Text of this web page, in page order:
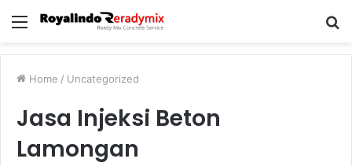
Menu
Home / Uncategorized
Jasa Injeksi Beton
Lamongan